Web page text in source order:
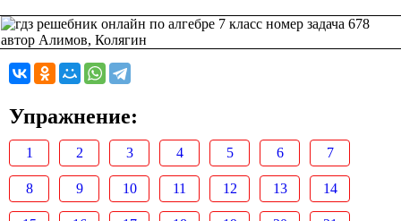
Упражнение:
1 2 3 4 5 6 7
8 9 10 11 12 13 14